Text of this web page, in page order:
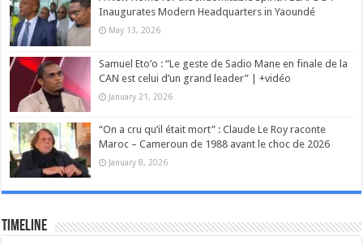
Inaugurates Modern Headquarters in Yaoundé
May 13, 2026
Samuel Eto’o : “Le geste de Sadio Mane en finale de la
CAN est celui d’un grand leader” | +vidéo
January 21, 2026
“On a cru qu’il était mort” : Claude Le Roy raconte
Maroc – Cameroun de 1988 avant le choc de 2026
January 8, 2026
Timeline